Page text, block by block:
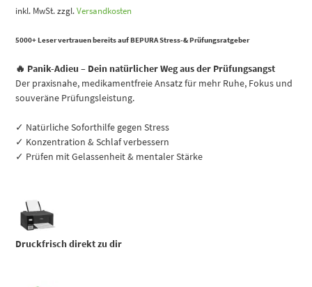
inkl. MwSt. zzgl.Versandkosten
5000+ Leser vertrauen bereits auf BEPURA Stress-& Prüfungsratgeber
🔥 Panik-Adieu – Dein natürlicher Weg aus der Prüfungsangst
Der praxisnahe, medikamentfreie Ansatz für mehr Ruhe, Fokus und
souveräne Prüfungsleistung.
✓ Natürliche Soforthilfe gegen Stress
✓ Konzentration & Schlaf verbessern
✓ Prüfen mit Gelassenheit & mentaler Stärke
Druckfrisch direkt zu dir